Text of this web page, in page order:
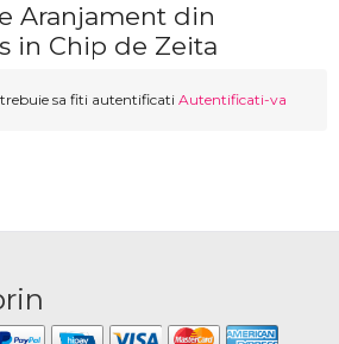
Aranjament din
in Chip de Zeita
sa fiti autentificati Autentificati-va